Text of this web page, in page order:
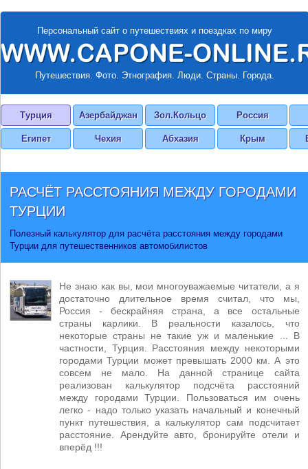
Персональный сайт о путешествиях и поездках по миру
Путешествия. Фото. Этнография. Люди. Страны. Города.
Турция Азербайджан Зол.Кольцо Россия
Египет Чехия Абхазия Крым
РАСЧЁТ РАССТОЯНИЯ МЕЖДУ ГОРОДАМИ
ТУРЦИИ
Полезный калькулятор для расчёта расстояния между городами
Турции для путешественников автомобилистов
Не знаю как вы, мои многоуважаемые читатели, а я
достаточно длительное время считал, что мы,
Россия - бескрайняя страна, а все остальные
страны карлики. В реальности казалось, что
некоторые страны не такие уж и маленькие ... В
частности, Турция. Расстояния между некоторыми
городами Турции может превышать 2000 км. А это
совсем не мало. На данной странице сайта
реализован калькулятор подсчёта расстояний
между городами Турции. Пользоваться им очень
легко - надо только указать начальный и конечный
пункт путешествия, а калькулятор сам подсчитает
расстояние. Арендуйте авто, бронируйте отели и
вперёд !!!